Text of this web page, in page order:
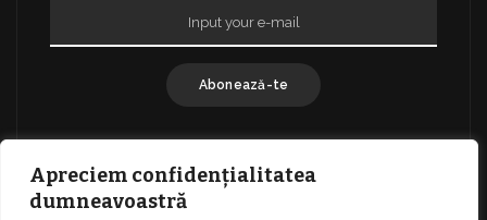
Apreciem confidențialitatea
dumneavoastră
Abonează-te